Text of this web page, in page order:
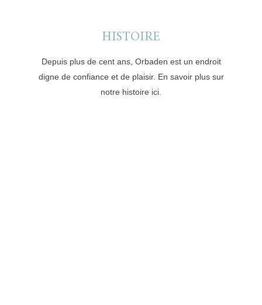
HISTOIRE
Depuis plus de cent ans, Orbaden est un endroit
digne de confiance et de plaisir. En savoir plus sur
notre histoire ici.